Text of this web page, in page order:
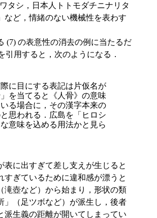
タシ，日本人トトモダチニナリタ
など，情緒のない機械性を表わす
(7) の表意性の消去の例に当たるだ
用すると，次のようになる．
に目にする表記は片仮名が
を当てると《人骨》の意味
る場合に，その漢字本来の
思われる．広島を「ヒロシ
意味を込める用法かと見ら
に出すぎて差し支えが生じると
ぎているために違和感が漂うと
滝壺など）から始まり，形状の類
」（足ツボなど）が派生し，後者
生義の距離が開いてしまってい